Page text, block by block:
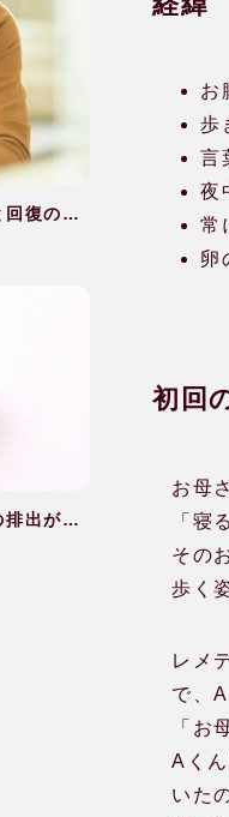
お
歩
言
夜
常
初回
お母
「寝
その
歩く
レメ
で、
「お
Aく
いた
復のケ
出がで